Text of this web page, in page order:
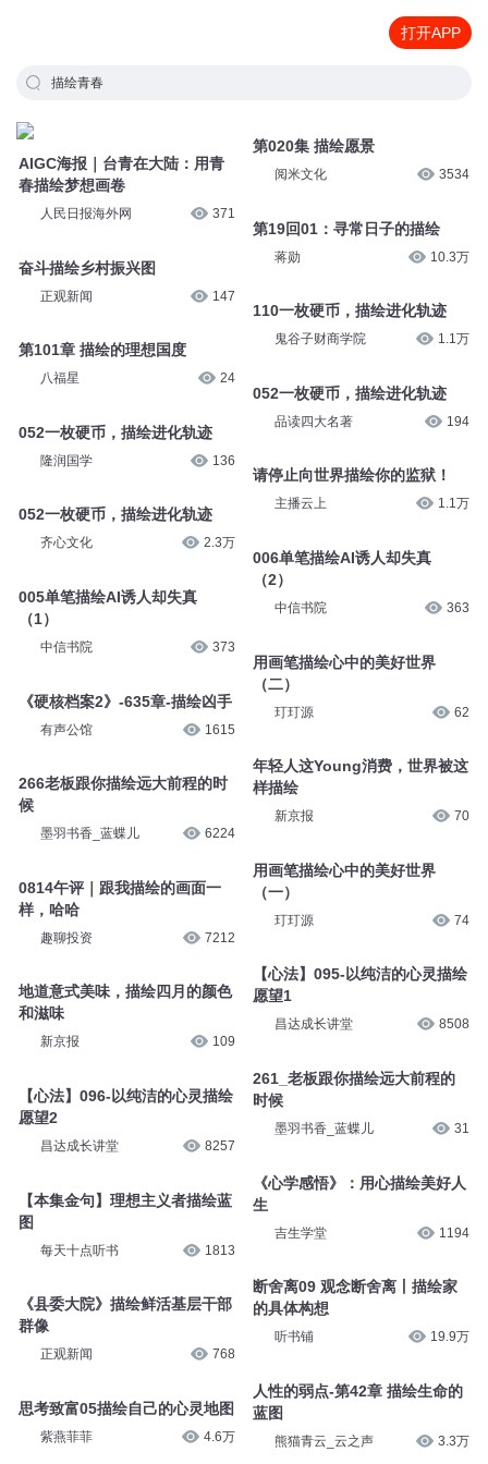
打开APP
描绘青春
AIGC海报｜台青在大陆：用青
春描绘梦想画卷
人民日报海外网 371
奋斗描绘乡村振兴图
正观新闻 147
第101章 描绘的理想国度
八福星 24
052一枚硬币，描绘进化轨迹
隆润国学 136
052一枚硬币，描绘进化轨迹
齐心文化 2.3万
005单笔描绘AI诱人却失真
（1）
中信书院 373
《硬核档案2》-635章-描绘凶手
有声公馆 1615
266老板跟你描绘远大前程的时
候
墨羽书香_蓝蝶儿 6224
0814午评｜跟我描绘的画面一
样，哈哈
趣聊投资 7212
地道意式美味，描绘四月的颜色
和滋味
新京报 109
【心法】096-以纯洁的心灵描绘
愿望2
昌达成长讲堂 8257
【本集金句】理想主义者描绘蓝
图
每天十点听书 1813
《县委大院》描绘鲜活基层干部
群像
正观新闻 768
思考致富05描绘自己的心灵地图
紫燕菲菲 4.6万
第020集 描绘愿景
阅米文化 3534
第19回01：寻常日子的描绘
蒋勋 10.3万
110一枚硬币，描绘进化轨迹
鬼谷子财商学院 1.1万
052一枚硬币，描绘进化轨迹
品读四大名著 194
请停止向世界描绘你的监狱！
主播云上 1.1万
006单笔描绘AI诱人却失真
（2）
中信书院 363
用画笔描绘心中的美好世界
（二）
玎玎源 62
年轻人这Young消费，世界被这
样描绘
新京报 70
用画笔描绘心中的美好世界
（一）
玎玎源 74
【心法】095-以纯洁的心灵描绘
愿望1
昌达成长讲堂 8508
261_老板跟你描绘远大前程的
时候
墨羽书香_蓝蝶儿 31
《心学感悟》：用心描绘美好人
生
吉生学堂 1194
断舍离09 观念断舍离丨描绘家
的具体构想
听书铺 19.9万
人性的弱点-第42章 描绘生命的
蓝图
熊猫青云_云之声 3.3万